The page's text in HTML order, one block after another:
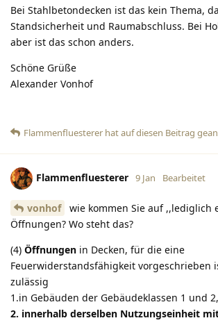
Bei Stahlbetondecken ist das kein Thema,
Standsicherheit und Raumabschluss. Bei
aber ist das schon anders.
Schöne Grüße
Alexander Vonhof
Flammenfluesterer hatauf diesen Beitrag
Flammenfluesterer 9 Jan Bearbeitet
vonhof
wie kommen Sie auf ,,lediglich
Öffnungen? Wo steht das?
(4) Öffnungen in Decken, für die eine
Feuerwiderstandsfähigkeit vorgeschrieben
zulässig
1.in Gebäuden der Gebäudeklassen 1 und 2,
2. innerhalb derselben Nutzungseinheit